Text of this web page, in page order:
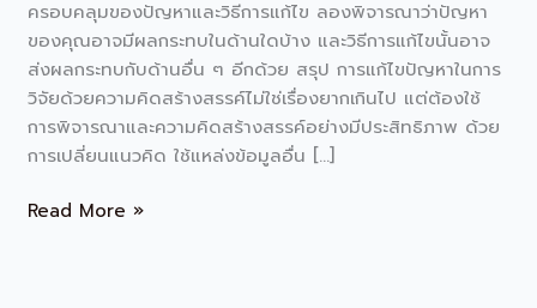
ครอบคลุมของปัญหาและวิธีการแก้ไข ลองพิจารณาว่าปัญหา
ของคุณอาจมีผลกระทบในด้านใดบ้าง และวิธีการแก้ไขนั้นอาจ
ส่งผลกระทบกับด้านอื่น ๆ อีกด้วย สรุป การแก้ไขปัญหาในการ
วิจัยด้วยความคิดสร้างสรรค์ไม่ใช่เรื่องยากเกินไป แต่ต้องใช้
การพิจารณาและความคิดสร้างสรรค์อย่างมีประสิทธิภาพ ด้วย
การเปลี่ยนแนวคิด ใช้แหล่งข้อมูลอื่น […]
Read More »